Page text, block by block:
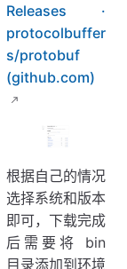
Releases ·
protocolbuffer
s/protobuf
(github.com)
根据自己的情况
选择系统和版本
即可，下载完成
后需要将 bin
目录添加到环境